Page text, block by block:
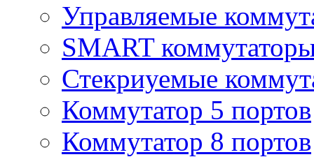
Управляемые
SMART
Стекриуемые
Коммутатор 5 портов
Коммутатор 8 портов